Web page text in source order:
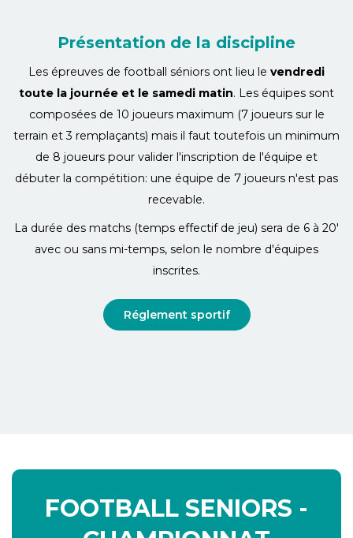
Présentation de la discipline
Les épreuves de football séniors ont lieu le vendredi
toute la journée et le samedi matin. Les équipes sont
composées de 10 joueurs maximum (7 joueurs sur le
terrain et 3 remplaçants) mais il faut toutefois un minimum
de 8 joueurs pour valider l'inscription de l'équipe et
débuter la compétition: une équipe de 7 joueurs n'est pas
recevable.
La durée des matchs (temps effectif de jeu) sera de 6 à 20'
avec ou sans mi-temps, selon le nombre d'équipes
inscrites.
Réglement sportif
FOOTBALL SENIORS -